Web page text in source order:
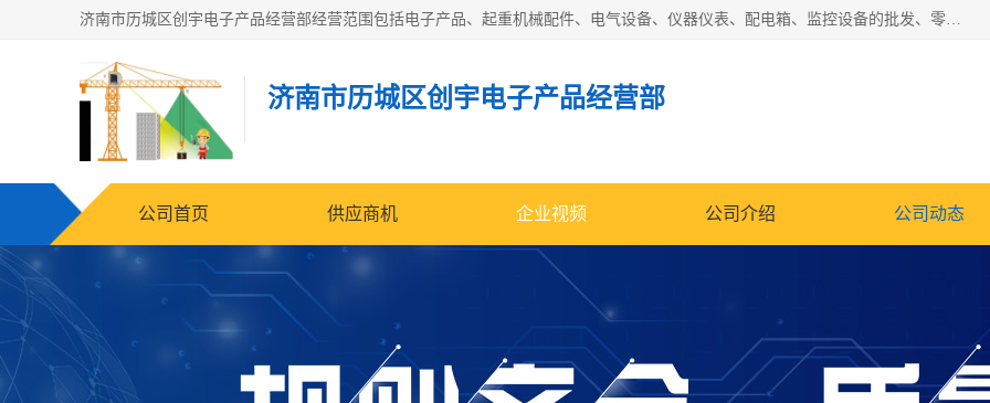
济南市历城区创宇电子产品经营部经营范围包括电子产品、起重机械配件、电气设备、仪器仪表、配电箱、监控设备的批发、零售；配电箱、仪器仪表（不含计量器）、工业自动化设备（不含特种设备、电力设备）的安装、维修。（依法须经批准的项目，经相关部门批准后方可开展经营活动）。
济南市历城区创宇电子产品经营部
公司首页 供应商机 企业视频 公司介绍 公司动态